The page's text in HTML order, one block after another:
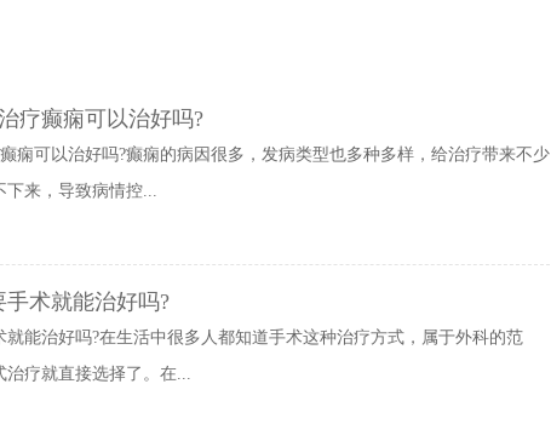
疗癫痫可以治好吗?
痫可以治好吗?癫痫的病因很多，发病类型也多种多样，给治疗带来不少
下来，导致病情控...
术就能治好吗?
能治好吗?在生活中很多人都知道手术这种治疗方式，属于外科的范
疗就直接选择了。在...